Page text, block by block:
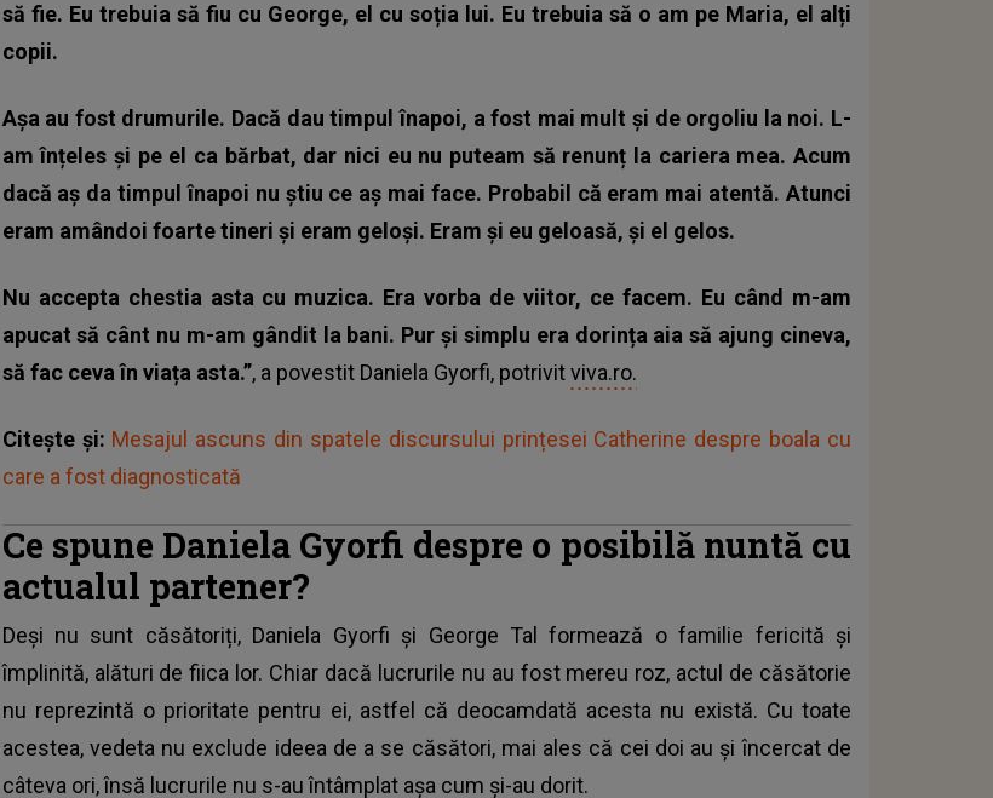
să fie. Eu trebuia să fiu cu George, el cu soția lui. Eu trebuia să o am pe Maria, el alți
copii.
Așa au fost drumurile. Dacă dau timpul înapoi, a fost mai mult și de orgoliu la noi. L-
am înțeles și pe el ca bărbat, dar nici eu nu puteam să renunț la cariera mea. Acum
dacă aș da timpul înapoi nu știu ce aș mai face. Probabil că eram mai atentă. Atunci
eram amândoi foarte tineri și eram geloși. Eram și eu geloasă, și el gelos.
Nu accepta chestia asta cu muzica. Era vorba de viitor, ce facem. Eu când m-am
apucat să cânt nu m-am gândit la bani. Pur și simplu era dorința aia să ajung cineva,
să fac ceva în viața asta.”, a povestit Daniela Gyorfi, potrivitviva.ro.
Citește și: Mesajul ascuns din spatele discursului prințesei Catherine despre boala cu
care a fost diagnosticată
Ce spune Daniela Gyorfi despre o posibilă nuntă cu
actualul partener?
Deși nu sunt căsătoriți, Daniela Gyorfi și George Tal formează o familie fericită și
împlinită, alături de fiica lor. Chiar dacă lucrurile nu au fost mereu roz, actul de căsătorie
nu reprezintă o prioritate pentru ei, astfel că deocamdată acesta nu există. Cu toate
acestea, vedeta nu exclude ideea de a se căsători, mai ales că cei doi au și încercat de
câteva ori, însă lucrurile nu s-au întâmplat așa cum și-au dorit.